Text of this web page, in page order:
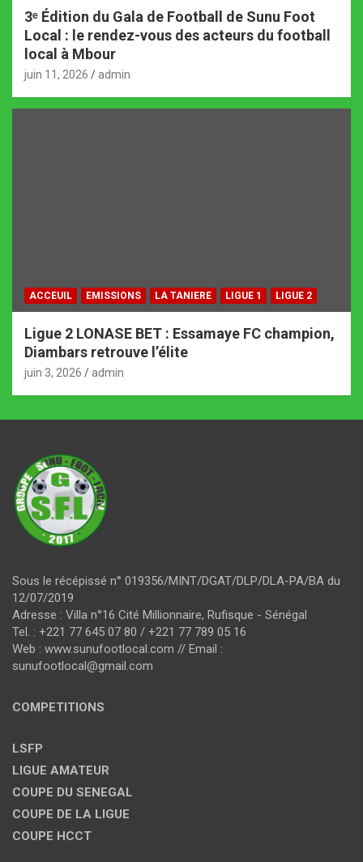
3ᵉ Édition du Gala de Football de Sunu Foot
Local : le rendez-vous des acteurs du football
local à Mbour
juin 11, 2026 admin
ACCEUIL EMISSIONS LA TANIERE LIGUE 1 LIGUE 2
Ligue 2 LONASE BET : Essamaye FC champion,
Diambars retrouve l’élite
juin 3, 2026 admin
Sous le récépissé n° 019356/MINT/DGAT/DLP/DLA-PA/BA du
12/07/2019
Adresse : Villa n°16 Cité Millionnaire, Rufisque - Sénégal
Tel. : +221 77 645 07 80 / +221 77 789 05 16
Web : www.sunufootlocal.com // Email :
sunufootlocal@gmail.com
COMPETITIONS
LSFP
LIGUE AMATEUR
COUPE DU SENEGAL
COUPE DE LA LIGUE
COUPE HCCT